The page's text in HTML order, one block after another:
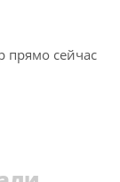
прямо сейчас